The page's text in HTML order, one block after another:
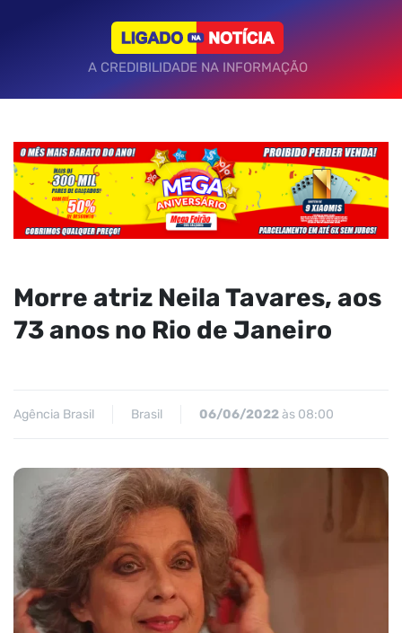
A CREDIBILIDADE NA INFORMAÇÃO
Morre atriz Neila Tavares, aos
73 anos no Rio de Janeiro
Agência Brasil Brasil 06/06/2022às 08:00